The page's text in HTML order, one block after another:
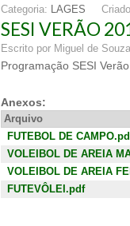
Categoria: LAGES
SESI VERÃO
Escrito por Miguel de
Programação SESI
Anexos:
Arquivo
FUTEBOL DE
VOLEIBOL DE AREIA
VOLEIBOL DE AREIA
FUTEVÔLEI.pdf